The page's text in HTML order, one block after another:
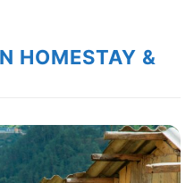
HOMESTAY &